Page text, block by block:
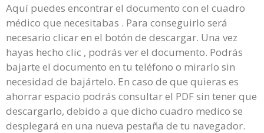
Aquí puedes encontrar el documento con el cuadro
médico que necesitabas . Para conseguirlo será
necesario clicar en el botón de descargar. Una vez
hayas hecho clic , podrás ver el documento. Podrás
bajarte el documento en tu teléfono o mirarlo sin
necesidad de bajártelo. En caso de que quieras es
ahorrar espacio podrás consultar el PDF sin tener que
descargarlo, debido a que dicho cuadro medico se
desplegará en una nueva pestaña de tu navegador.